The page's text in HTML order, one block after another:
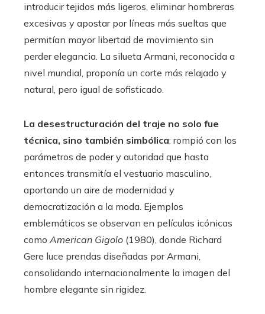
introducir tejidos más ligeros, eliminar hombreras
excesivas y apostar por líneas más sueltas que
permitían mayor libertad de movimiento sin
perder elegancia. La silueta Armani, reconocida a
nivel mundial, proponía un corte más relajado y
natural, pero igual de sofisticado.
La desestructuración del traje no solo fue
técnica, sino también simbólica: rompió con los
parámetros de poder y autoridad que hasta
entonces transmitía el vestuario masculino,
aportando un aire de modernidad y
democratización a la moda. Ejemplos
emblemáticos se observan en películas icónicas
como American Gigolo (1980), donde Richard
Gere luce prendas diseñadas por Armani,
consolidando internacionalmente la imagen del
hombre elegante sin rigidez.